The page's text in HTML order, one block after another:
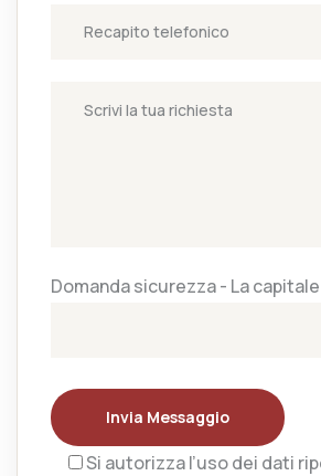
Domanda sicurezza - La
Invia Messaggio
Si autorizza l’uso dei dati